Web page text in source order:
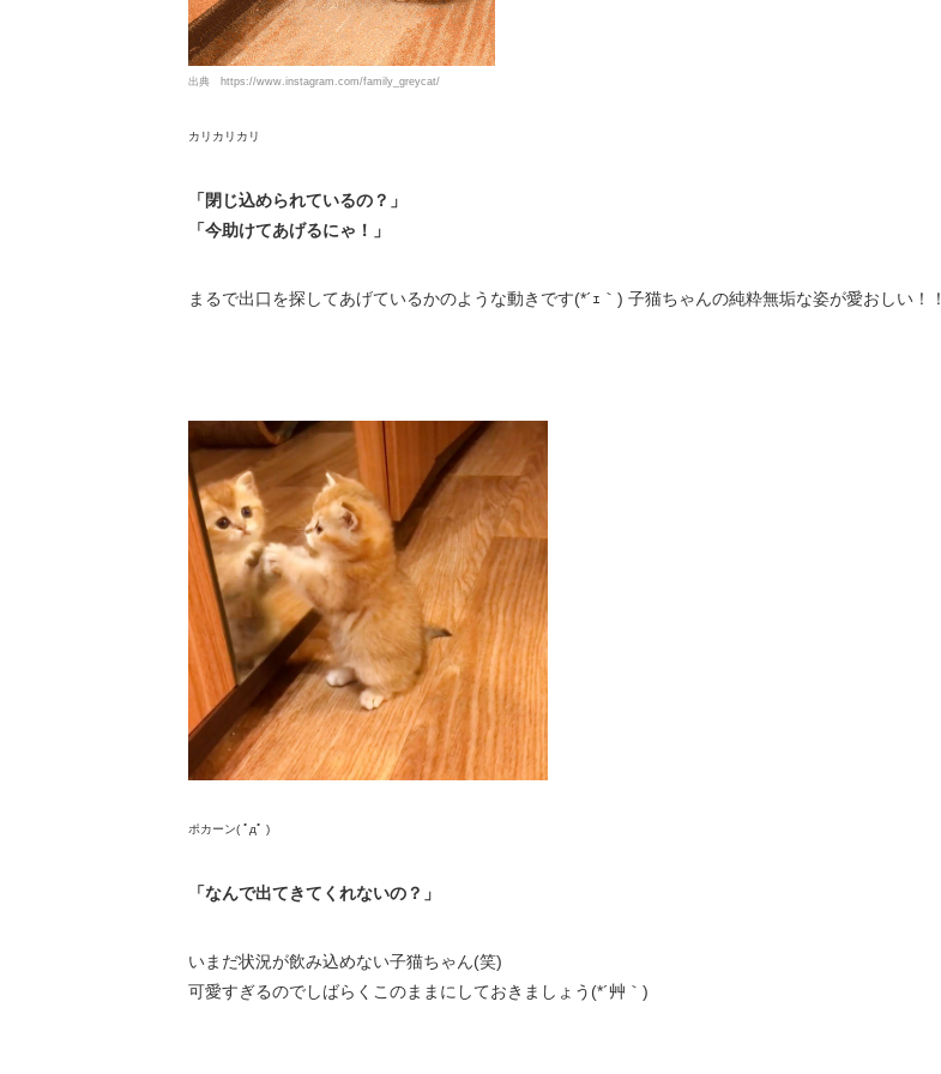
出典 https://www.instagram.com/family_greycat/
カリカリカリ
「閉じ込められているの？」
「今助けてあげるにゃ！」
まるで出口を探してあげているかのような動きです(*´ｪ｀) 子猫ちゃんの純粋無垢な姿が愛おしい！！
ポカーン( ﾟдﾟ )
「なんで出てきてくれないの？」
いまだ状況が飲み込めない子猫ちゃん(笑)
可愛すぎるのでしばらくこのままにしておきましょう(*´艸｀)